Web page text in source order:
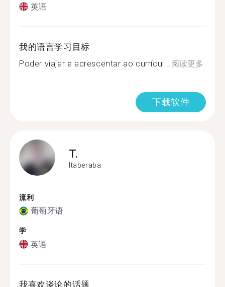
英语
我的语言学习目标
Poder viajar e acrescentar ao currícul... 阅读更多
下载软件
T.
Itaberaba
流利
葡萄牙语
学
英语
我喜欢谈论的话题